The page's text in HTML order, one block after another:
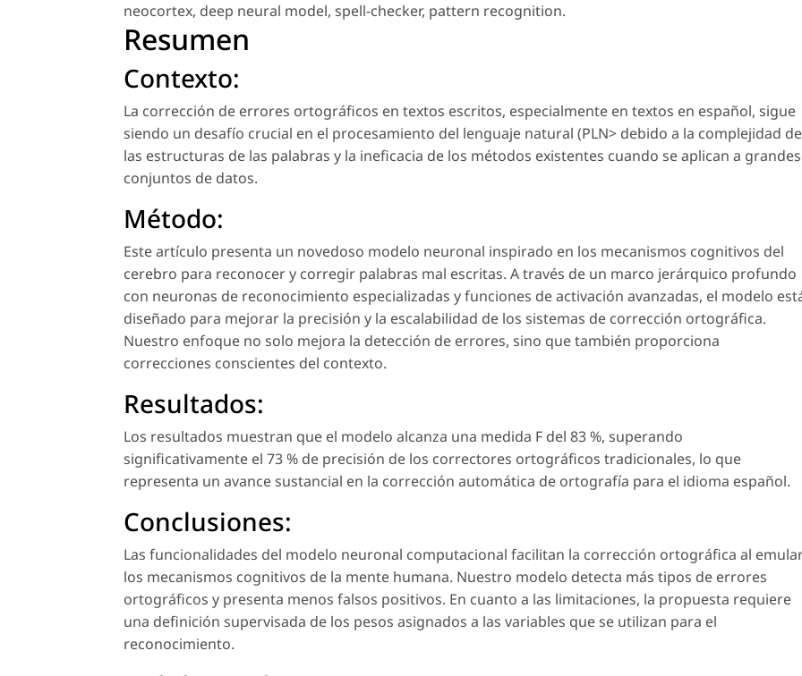
neocortex, deep neural model, spell-checker, pattern recognition.
Resumen
Contexto:
La corrección de errores ortográficos en textos escritos, especialmente en textos en español, sigue
siendo un desafío crucial en el procesamiento del lenguaje natural (PLN> debido a la complejidad de
las estructuras de las palabras y la ineficacia de los métodos existentes cuando se aplican a grandes
conjuntos de datos.
Método:
Este artículo presenta un novedoso modelo neuronal inspirado en los mecanismos cognitivos del
cerebro para reconocer y corregir palabras mal escritas. A través de un marco jerárquico profundo
con neuronas de reconocimiento especializadas y funciones de activación avanzadas, el modelo
diseñado para mejorar la precisión y la escalabilidad de los sistemas de corrección ortográfica.
Nuestro enfoque no solo mejora la detección de errores, sino que también proporciona
correcciones conscientes del contexto.
Resultados:
Los resultados muestran que el modelo alcanza una medida F del 83 %, superando
significativamente el 73 % de precisión de los correctores ortográficos tradicionales, lo que
representa un avance sustancial en la corrección automática de ortografía para el idioma español.
Conclusiones:
Las funcionalidades del modelo neuronal computacional facilitan la corrección ortográfica al
los mecanismos cognitivos de la mente humana. Nuestro modelo detecta más tipos de errores
ortográficos y presenta menos falsos positivos. En cuanto a las limitaciones, la propuesta requiere
una definición supervisada de los pesos asignados a las variables que se utilizan para el
reconocimiento.